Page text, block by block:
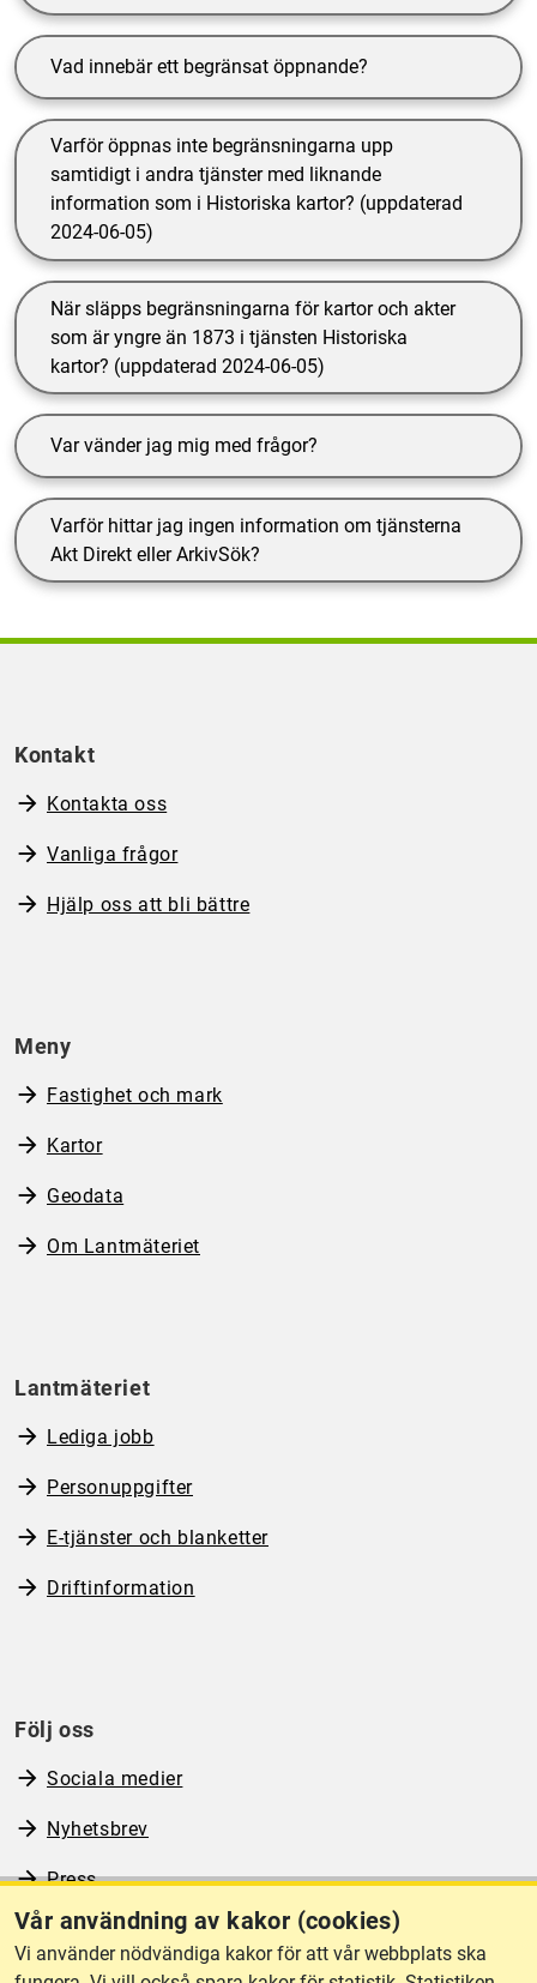
Vad innebär ett begränsat öppnande?
Varför öppnas inte begränsningarna upp
samtidigt i andra tjänster med liknande
information som i Historiska kartor? (uppdaterad
2024-06-05)
När släpps begränsningarna för kartor och akter
som är yngre än 1873 i tjänsten Historiska
kartor? (uppdaterad 2024-06-05)
Var vänder jag mig med frågor?
Varför hittar jag ingen information om tjänsterna
Akt Direkt eller ArkivSök?
Vår användning av kakor (cookies)
Vi använder nödvändiga kakor för att vår webbplats ska
Kontakt
Kontakta oss
Vanliga frågor
Hjälp oss att bli bättre
Meny
Fastighet och mark
Kartor
Geodata
Om Lantmäteriet
Lantmäteriet
Lediga jobb
Personuppgifter
E-tjänster och blanketter
Driftinformation
Följ oss
Sociala medier
Nyhetsbrev
Press
RSS